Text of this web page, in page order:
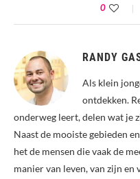
0
RANDY
Als klein
ontdekken.
onderweg leert, delen wat je
Naast de mooiste gebieden
het de mensen die vaak de
manier van leven, van zijn